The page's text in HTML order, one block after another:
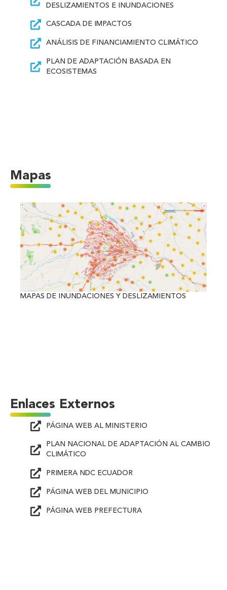
DESLIZAMIENTOS E INUNDACIONES
CASCADA DE IMPACTOS
ANÁLISIS DE FINANCIAMIENTO CLIMÁTICO
PLAN DE ADAPTACIÓN BASADA EN
ECOSISTEMAS
Mapas
MAPAS DE INUNDACIONES Y DESLIZAMIENTOS
Enlaces Externos
PÁGINA WEB AL MINISTERIO
PLAN NACIONAL DE ADAPTACIÓN AL CAMBIO
CLIMÁTICO
PRIMERA NDC ECUADOR
PÁGINA WEB DEL MUNICIPIO
PÁGINA WEB PREFECTURA